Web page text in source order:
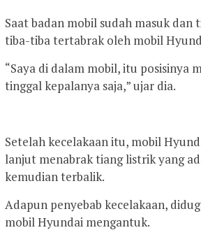
Saat badan mobil sudah masuk dan
tiba-tiba tertabrak oleh mobil
“Saya di dalam mobil, itu posisinya
tinggal kepalanya saja,” ujar dia.
Setelah kecelakaan itu, mobil
lanjut menabrak tiang listrik yang
kemudian terbalik.
Adapun penyebab kecelakaan,
mobil Hyundai mengantuk.